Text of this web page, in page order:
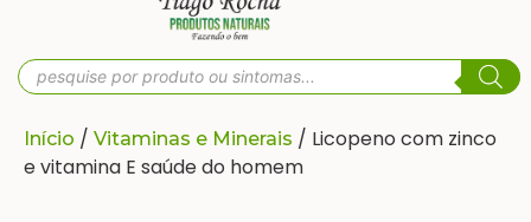
Início / Vitaminas e Minerais / Licopeno com zinco
e vitamina E saúde do homem